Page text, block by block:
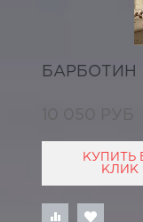
БАРБОТИН
10 050 РУБ
КУПИТЬ
КЛИК